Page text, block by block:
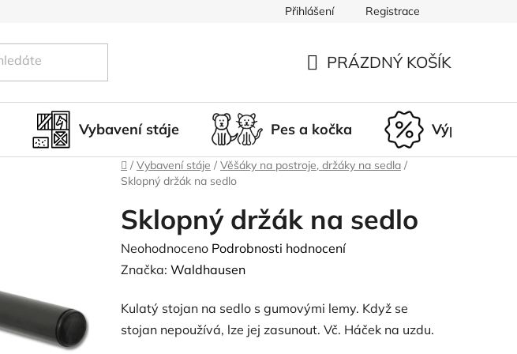
Doprava a platba Nepřevzetí zásilky
Přihlášení Registrace
KOŠÍK
PRÁZDNÝ KOŠÍK
Vybavení stáje Pes a kočka Výprodej
Domů
/ Vybavení stáje / Věšáky na postroje, držáky na sedla /
Sklopný držák na sedlo
Sklopný držák na sedlo
Průměrné
hodnocení
je
0,0
Neohodnoceno Podrobnosti hodnocení
Značka: Waldhausen
Kulatý stojan na sedlo s gumovými lemy. Když se
stojan nepoužívá, lze jej zasunout. Vč. Háček na uzdu.